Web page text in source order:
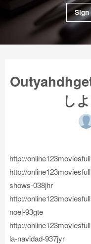
し
http://
http://
shows-038jhr
http://
noel-93gte
http://
la-navidad-937jyr